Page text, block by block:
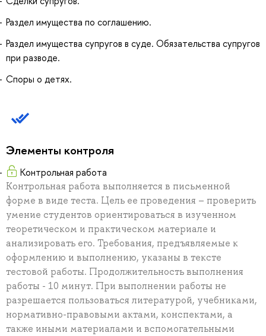
Раздел имущества по соглашению.
Раздел имущества супругов в суде. Обязательства супругов
при разводе.
Споры о детях.
Элементы контроля
Контрольная работа
Контрольная работа выполняется в письменной
форме в виде теста. Цель ее проведения – проверить
умение студентов ориентироваться в изученном
теоретическом и практическом материале и
анализировать его. Требования, предъявляемые к
оформлению и выполнению, указаны в тексте
тестовой работы. Продолжительность выполнения
работы - 10 минут. При выполнении работы не
разрешается пользоваться литературой, учебниками,
нормативно-правовыми актами, конспектами, а
также иными материалами и вспомогательными